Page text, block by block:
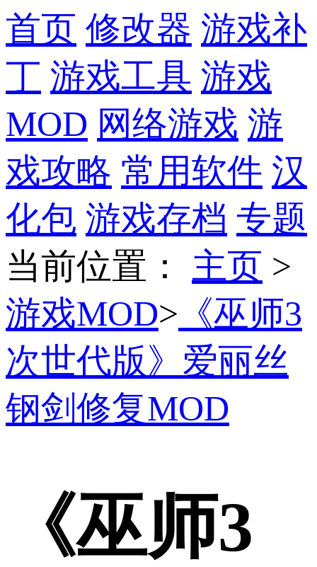
首页 修改器 游戏补
丁 游戏工具 游戏
MOD 网络游戏 游
戏攻略 常用软件 汉
化包 游戏存档 专题
当前位置 ： 主页 >
游戏MOD> 《巫师3
次世代版》爱丽丝
钢剑修复MOD
《巫师3